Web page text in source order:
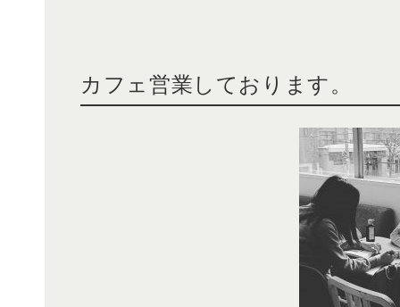
カフェ営業しております。